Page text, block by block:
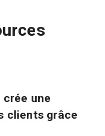
crée une
clients grâce